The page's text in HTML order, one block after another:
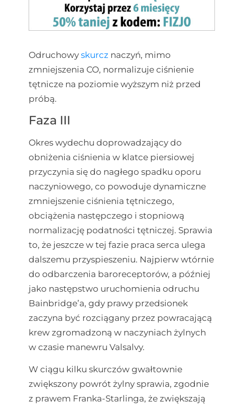
Odruchowy skurcz naczyń, mimo
zmniejszenia CO, normalizuje ciśnienie
tętnicze na poziomie wyższym niż przed
próbą.
Faza III
Okres wydechu doprowadzający do
obniżenia ciśnienia w klatce piersiowej
przyczynia się do nagłego spadku oporu
naczyniowego, co powoduje dynamiczne
zmniejszenie ciśnienia tętniczego,
obciążenia następczego i stopniową
normalizację podatności tętniczej. Sprawia
to, że jeszcze w tej fazie praca serca ulega
dalszemu przyspieszeniu. Najpierw wtórnie
do odbarczenia baroreceptorów, a później
jako następstwo uruchomienia odruchu
Bainbridge’a, gdy prawy przedsionek
zaczyna być rozciągany przez powracającą
krew zgromadzoną w naczyniach żylnych
w czasie manewru Valsalvy.
W ciągu kilku skurczów gwałtownie
zwiększony powrót żylny sprawia, zgodnie
z prawem Franka-Starlinga, że zwiększają